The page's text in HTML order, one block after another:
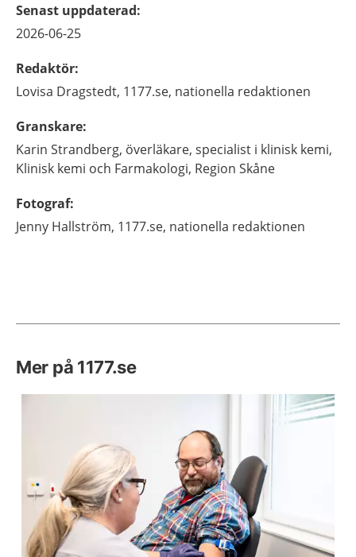
Senast uppdaterad:
2026-06-25
Redaktör:
Lovisa Dragstedt, 1177.se, nationella redaktionen
Granskare:
Karin Strandberg, överläkare, specialist i klinisk kemi,
Klinisk kemi och Farmakologi, Region Skåne
Fotograf:
Jenny Hallström, 1177.se, nationella redaktionen
Mer på 1177.se